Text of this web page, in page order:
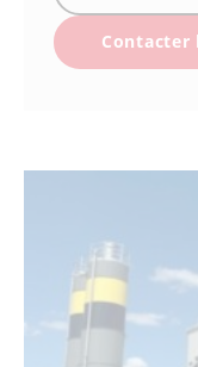
Contacter